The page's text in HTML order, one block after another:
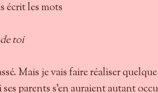
écrit les mots
toi
Mais je vais faire réaliser quelque
parents s'en auraient autant